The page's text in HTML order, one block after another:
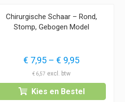
Chirurgische Schaar – Rond,
Stomp, Gebogen Model
€ 7,95 – € 9,95Prijsklasse:
tot
€ 9,95
€ 6,57
Kies en Bestel